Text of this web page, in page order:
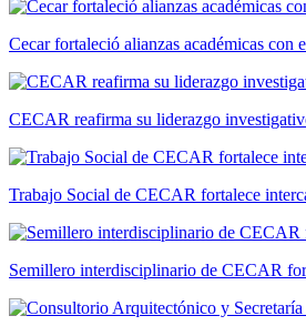
Cecar fortaleció alianzas académicas
CECAR reafirma su liderazgo
Trabajo Social de CECAR fortalece
Semillero interdisciplinario de CECAR